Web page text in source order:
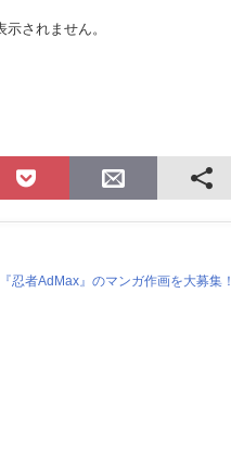
されません。
忍者AdMax』のマンガ作画を大募集！